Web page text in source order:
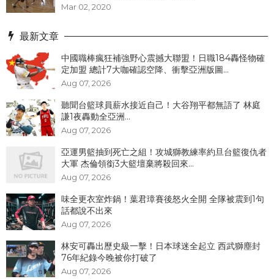
Mar 02, 2020
最新文章
中國職棒瘋狂補強野心震撼大聯盟！日職184轟怪物確
定加盟 總計7大咖確認空降、衝擊亞洲版圖...
Aug 07, 2026
聽聞台籃球員薪水接近自己！大谷翔平都無語了 林庭
謙1夜轟動全亞洲...
Aug 07, 2026
亞運男籃抽到死亡之組！攻城獅教練率約旦台籃復仇者
大軍 杰倫領銜3大籃壇棄將殺回來...
Aug 07, 2026
味全更衣室炸鍋！葉君璋賽後怒火全開 全隊被震到1句
話都說不出來
Aug 07, 2026
林安可轟出歷史級一擊！日本球迷全起立 西武獅塵封
76年紀錄今晚被你打破了
Aug 07, 2026